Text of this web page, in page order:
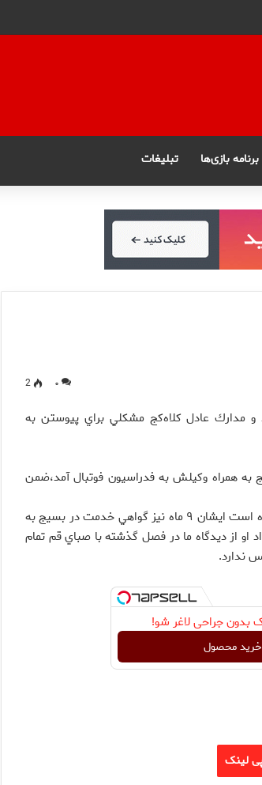
برنامه بازی‌ها تبلیغات
۰ 2
و مدارك عادل كلاه‌كج مشكلي براي پيوستن به
همراه وكيلش به فدراسيون فوتبال آمد،‌ضمن
وي افزود: با توجه به اينكه تاريخ اعزام كلاه كج ۱۹/۷/۱۳۸۷ است و خدمت ۱۸ الي ۱۹ ماه است ايشان ۹ ماه نيز گواهي خدمت در بسيج به
او از ديدگاه ما در فصل گذشته با صباي قم تمام
ندارد.
بدون جراحی لاغر شو!
خرید محصول
لینک